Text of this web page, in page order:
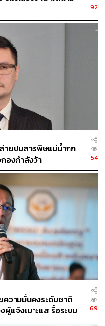
AUTHOR
TEAM
าร THE STANDARD
92
ายปมสารพิษแม่น้ำกก
องกำลังว้า
54
วามมั่นคงระดับชาติ
แจ้งเบาะแส รื้อระบบ
69